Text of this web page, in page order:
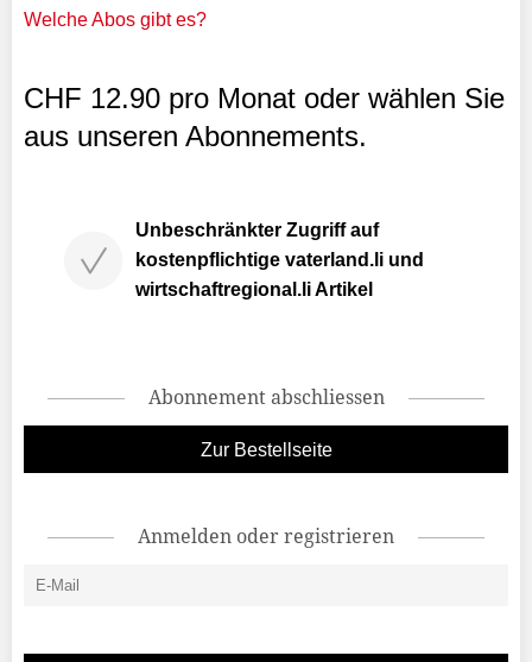
Welche Abos gibt es?
CHF 12.90 pro Monat oder wählen Sie
aus unseren Abonnements.
Unbeschränkter Zugriff auf
kostenpflichtige vaterland.li und
wirtschaftregional.li Artikel
Abonnement abschliessen
Zur Bestellseite
Anmelden oder registrieren